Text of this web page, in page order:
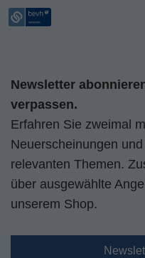
Newsletter
verpassen.
Erfahren Sie zweimal
Neuerscheinungen
relevanten Themen.
über ausgewählte
unserem Shop.